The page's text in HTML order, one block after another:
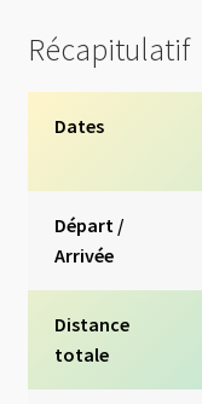
Récapitulatif
Dates
Départ /
Arrivée
Distance
totale